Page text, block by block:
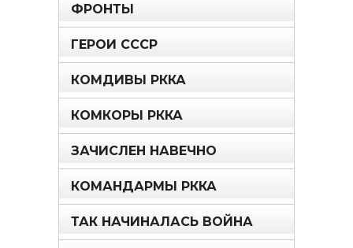
ФРОНТЫ
ГЕРОИ СССР
КОМДИВЫ РККА
КОМКОРЫ РККА
ЗАЧИСЛЕН НАВЕЧНО
КОМАНДАРМЫ РККА
ТАК НАЧИНАЛАСЬ ВОЙНА